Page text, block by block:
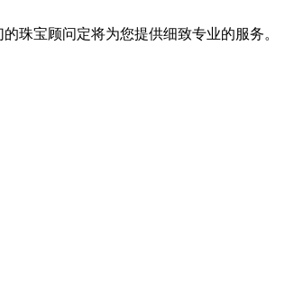
珠宝顾问定将为您提供细致专业的服务。